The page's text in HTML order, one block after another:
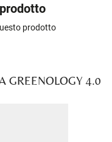
prodotto
GREENOLOGY 4.0